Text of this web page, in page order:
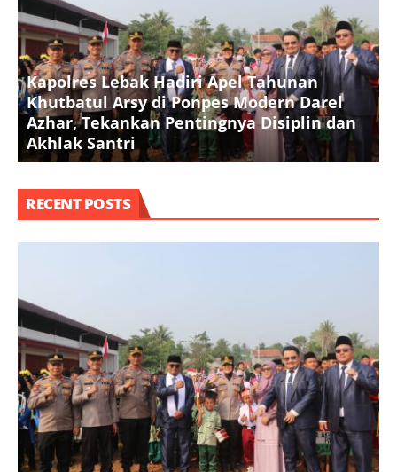
Kapolres Lebak Hadiri Apel Tahunan
Khutbatul Arsy di Ponpes Modern Darel
Azhar, Tekankan Pentingnya Disiplin dan
Akhlak Santri
RECENT POSTS